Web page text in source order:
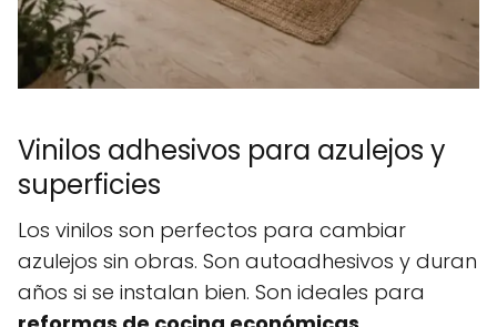
Vinilos adhesivos para azulejos y
superficies
Los vinilos son perfectos para cambiar
azulejos sin obras. Son autoadhesivos y duran
años si se instalan bien. Son ideales para